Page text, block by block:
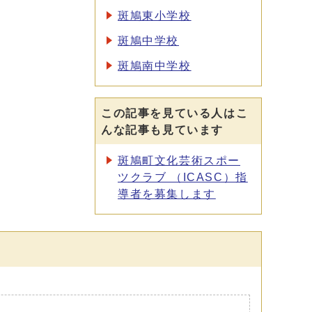
斑鳩東小学校
斑鳩中学校
斑鳩南中学校
この記事を見ている人はこ
んな記事も見ています
斑鳩町文化芸術スポー
ツクラブ （ICASC）指
導者を募集します